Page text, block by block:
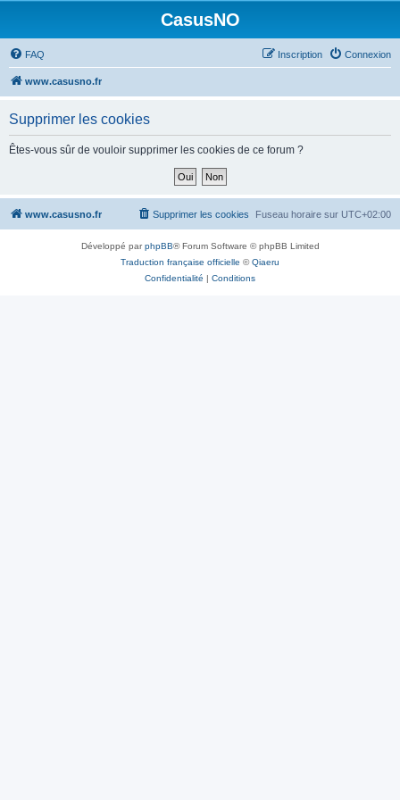
CasusNO
FAQ Connexion
Inscription
www.casusno.fr
Supprimer les cookies
Êtes-vous sûr de vouloir supprimer les cookies de ce forum ?
www.casusno.fr Fuseau horaire sur UTC+02:00
Supprimer les cookies
Développé parphpBB® Forum Software © phpBB Limited
Traduction française officielle ©Qiaeru
Confidentialité | Conditions